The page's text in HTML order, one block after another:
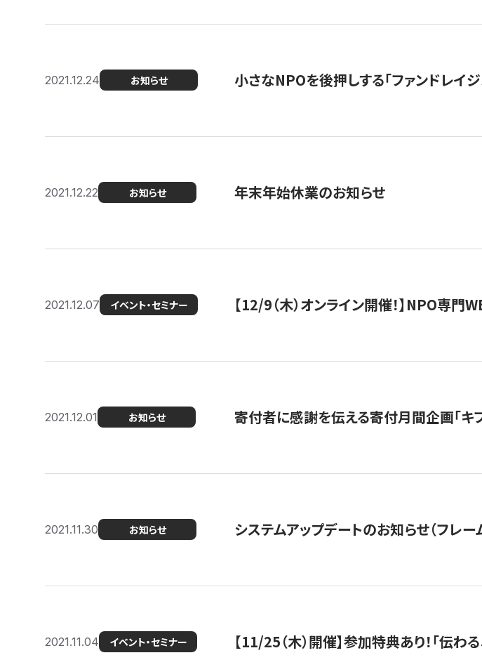
2021.12.24 お知らせ 小さなNPOを後押しする「ファンドレイ
2021.12.22 お知らせ 年末年始休業のお知らせ
2021.12.07 イベント・セミナー 【12/9（木）オンライン開催！】NPO専
2021.12.01 お知らせ 寄付者に感謝を伝える寄付月間企画「キ
2021.11.30 お知らせ システムアップデートのお知らせ（フレー
2021.11.04 イベント・セミナー 【11/25（木）開催】参加特典あり！「伝